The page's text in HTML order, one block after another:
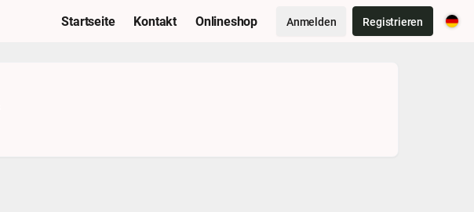
Startseite Kontakt Onlineshop Anmelden Registrieren